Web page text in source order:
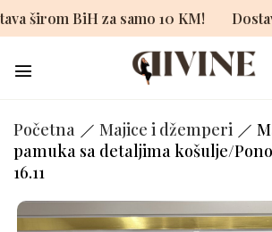
Dostava širom BiH za samo 10 KM!
Početna Majice i džemperi
pamuka sa detaljima košulje/
16.11